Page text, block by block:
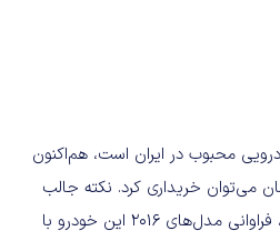
محبوب در ایران است، هم‌اکنون
میلیارد تومان می‌توان خریداری کرد. نکته جالب
درخصوص آگهی‌های کیا اپتیما،‌ فراوانی مدل‌های 2016 این خودرو با